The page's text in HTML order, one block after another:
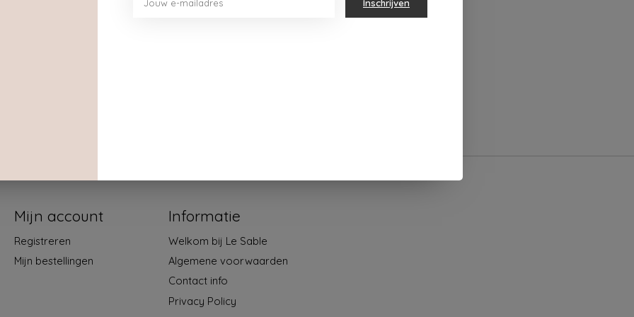
Mijn account
Registreren
Mijn bestellingen
Informatie
Welkom bij Le Sable
Algemene voorwaarden
Contact info
Privacy Policy
Inschrijven